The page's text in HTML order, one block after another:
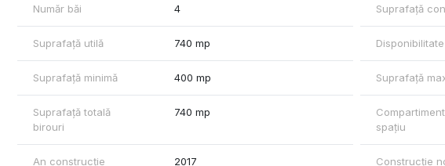
Plus-Imo
Tel: +40790070077
Număr băi 4 Suprafață
Suprafață utilă 740 mp Disponibilitate
Suprafață minimă 400 mp Suprafață
Suprafață totală
birouri
740 mp
spațiu
An construcție 2017 Construcție